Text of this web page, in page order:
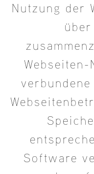
Nutzung der
Software